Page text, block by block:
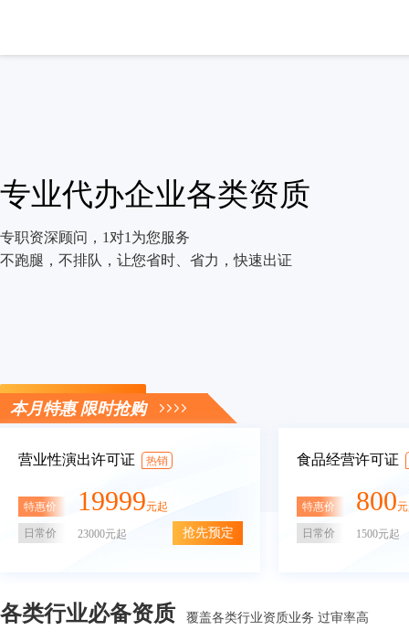
专业代办企业各类资质
专职资深顾问，1对1为您服务
不跑腿，不排队，让您省时、省力，快速出证
立即咨询
本月特惠 限时抢购
营业性演出许可证 热销
特惠价 19999元起
日常价 23000元起 抢先预定
食品经营许可证
特惠价 800
日常价 1500元起
各类行业必备资质 覆盖各类行业资质业务 过审率高